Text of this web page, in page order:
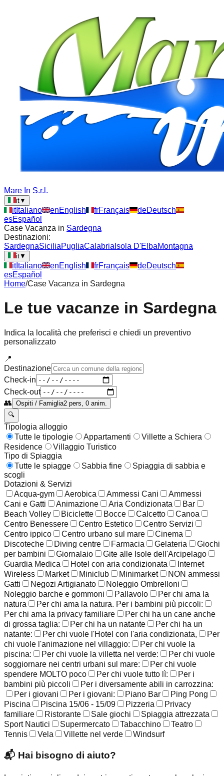
Mare In S.r.l.
it▼
itItaliano enEnglish frFrançais deDeutsch
esEspañol
Case Vacanza in Sardegna
Destinazioni:
SardegnaSiciliaPugliaCalabria Isola D'ElbaMontagna
it▼
itItaliano enEnglish frFrançais deDeutsch
esEspañol
Home/Case Vacanza in Sardegna
Le tue vacanze in Sardegna
Indica la località che preferisci e chiedi un preventivo
personalizzato
📍
Destinazione
Check-in
Check-out
👥 Ospiti / Famiglia2 pers, 0 anim.
🔍
Tipologia alloggio
Tutte le tipologie
Appartamenti
Villette a Schiera
Residence
Villaggio Turistico
Tipo di Spiaggia
Tutte le spiagge
Sabbia fine
Spiaggia di sabbia e
scogli
Dotazioni & Servizi
Acqua-gym
Aerobica Ammessi Cani
Ammessi
Cani e Gatti
Animazione Aria Condizionata
Bar
Beach Volley
Biciclette Bocce Calcetto
Canoa
Centro Benessere
Centro Estetico
Centro Servizi
Centro ippico
Centro urbano sul mare
Cinema
Discoteche
Diving centre Farmacia Gelateria
Giochi
per bambini
Giornalaio
Gite alle Isole dell'Arcipelago
Guardia Medica
Hotel con aria condizionata
Internet
Wireless
Market Miniclub Minimarket
NON ammessi
Gatti
Negozi Artigianato
Noleggio Ombrelloni
Noleggio barche e gommoni
Pallavolo
Per chi ama la
natura
Per chi ama la natura. Per i bambini più piccoli:
Per chi ama la privacy familiare
Per chi ha un cane anche
di grossa taglia:
Per chi ha un natante
Per chi ha un
natante:
Per chi vuole l'Hotel con l'aria condizionata,
Per
chi vuole l'animazione nel villaggio:
Per chi vuole la
piscina:
Per chi vuole la villetta nel verde:
Per chi vuole
soggiornare nei centri urbani sul mare:
Per chi vuole
spendere MOLTO poco
Per chi vuole tutto lì:
Per i
bambini più piccoli
Per i diversamente abili in carrozzina:
Per i giovani
Per i giovani: Piano Bar
Ping Pong
Piscina
Piscina 15/06 - 15/09 Pizzeria
Privacy
familiare
Ristorante Sale giochi
Spiaggia attrezzata
Sport Nautici
Supermercato Tabacchino
Teatro
Tennis
Vela Villette nel verde Windsurf
📬 Hai bisogno di aiuto?